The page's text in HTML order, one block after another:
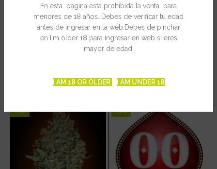
En esta pagina esta prohibida la venta para
menores de 18 años. Debes de verificar tu edad
antes de ingresar en la web.Debes de pinchar
en I,m older 18 para ingresar en web si eres
mayor de edad.
I AM 18 OR OLDER I AM UNDER 18
INFORMACIÓN ADICIONAL
-15% -36%